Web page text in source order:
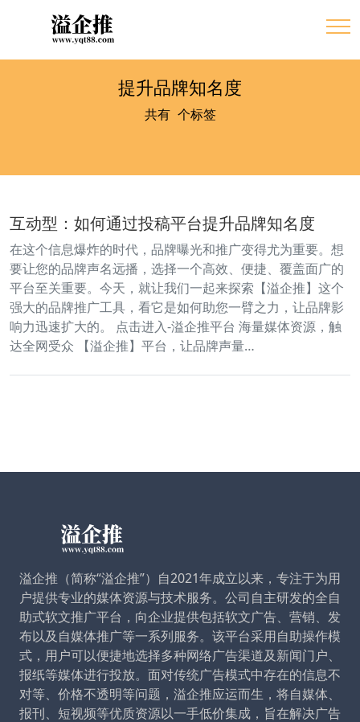
提升品牌知名度
共有1 个标签
互动型：如何通过投稿平台提升品牌知名度
在这个信息爆炸的时代，品牌曝光和推广变得尤为重要。想
要让您的品牌声名远播，选择一个高效、便捷、覆盖面广的
平台至关重要。今天，就让我们一起来探索【溢企推】这个
强大的品牌推广工具，看它是如何助您一臂之力，让品牌影
响力迅速扩大的。 点击进入-溢企推平台 海量媒体资源，触
达全网受众 【溢企推】平台，让品牌声量…
溢企推（简称“溢企推”）自2021年成立以来，专注于为用
户提供专业的媒体资源与技术服务。公司自主研发的全自
助式软文推广平台，向企业提供包括软文广告、营销、发
布以及自媒体推广等一系列服务。该平台采用自助操作模
式，用户可以便捷地选择多种网络广告渠道及新闻门户、
报纸等媒体进行投放。面对传统广告模式中存在的信息不
对等、价格不透明等问题，溢企推应运而生，将自媒体、
报刊、短视频等优质资源以一手低价集成，旨在解决广告